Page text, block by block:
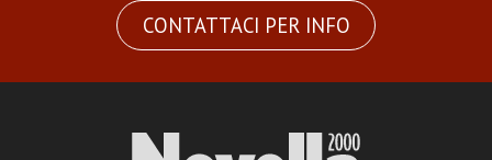
CONTATTACI PER INFO